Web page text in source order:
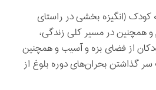
(انگیزه بخشی در راستای
و همچنین در مسیر کلی زندگی،
از فضای بزه و آسیب و همچنین
گذاشتن بحران‌های دوره بلوغ از